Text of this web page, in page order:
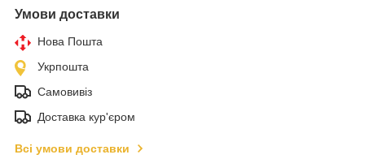
Умови доставки
Нова Пошта
Укрпошта
Самовивіз
Доставка кур'єром
Всі умови доставки